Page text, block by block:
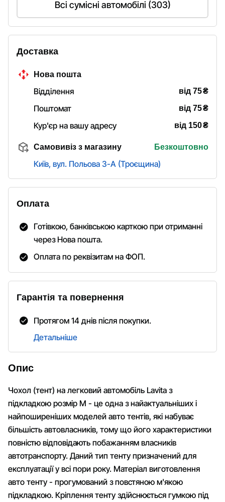
Опис
Чохол (тент) на легковий автомобіль Lavita з
підкладкою розмір M - це одна з найактуальніших і
найпоширеніших моделей авто тентів, які набуває
більшість автовласників, тому що його характеристики
повністю відповідають побажанням власників
автотранспорту. Даний тип тенту призначений для
експлуатації у всі пори року. Матеріал виготовлення
авто тенту - прогумований з повстяною м'якою
підкладкою. Кріплення тенту здійснюється гумкою під
Всі сумісні автомобілі (303)
Доставка
Нова пошта
Відділення від 75₴
Поштомат
від 75₴
Кур'єр на вашу адресу
від 150₴
Самовивіз з магазину Безкоштовно
Київ, вул. Польова 3-А (Троєщина)
Оплата
Готівкою, банківською карткою при отриманні
через Нова пошта.
Оплата по реквізитам на ФОП.
Гарантія та повернення
Протягом 14 днів після покупки.
Детальніше